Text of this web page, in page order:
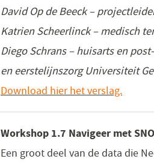
David Op de Beeck –
Katrien Scheerlinck – medisch
Diego Schrans – huisarts en
en eerstelijnszorg Universiteit
Download hier het verslag.
Workshop 1.7 Navigeer met
Een groot deel van de data die